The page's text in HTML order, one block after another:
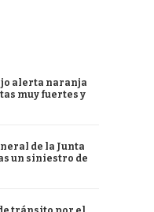
alerta naranja
muy fuertes y
de la Junta
un siniestro de